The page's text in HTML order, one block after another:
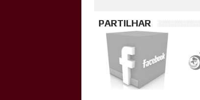
PARTILHAR